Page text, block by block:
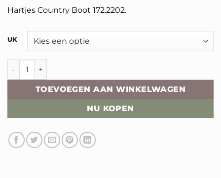
Hartjes Country Boot 172.2202.
UK
Hartjes Country Boot aantal
TOEVOEGEN AAN WINKELWAGEN
NU KOPEN
Alternative: